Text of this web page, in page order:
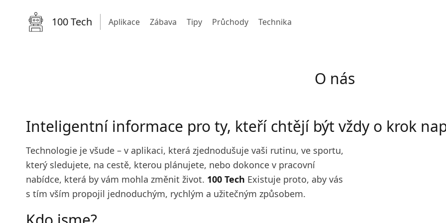
100 Tech Aplikace Zábava Tipy Průchody Technika
O nás
Inteligentní informace pro ty, kteří chtějí být vždy o krok
Technologie je všude – v aplikaci, která zjednodušuje vaši rutinu, ve sportu,
který sledujete, na cestě, kterou plánujete, nebo dokonce v pracovní
nabídce, která by vám mohla změnit život. 100 Tech Existuje proto, aby vás
s tím vším propojil jednoduchým, rychlým a užitečným způsobem.